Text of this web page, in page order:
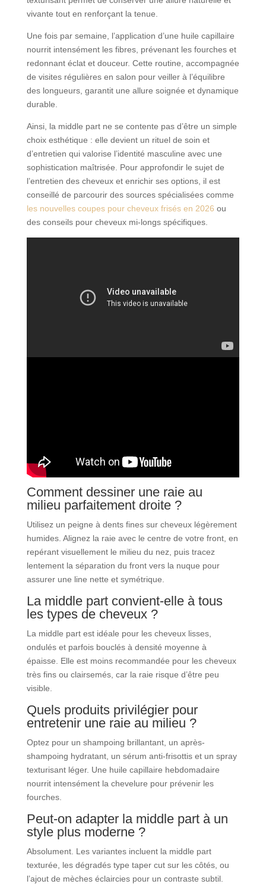
vivante tout en renforçant la tenue.
Une fois par semaine, l’application d’une huile capillaire
nourrit intensément les fibres, prévenant les fourches et
redonnant éclat et douceur. Cette routine, accompagnée
de visites régulières en salon pour veiller à l’équilibre
des longueurs, garantit une allure soignée et dynamique
durable.
Ainsi, la middle part ne se contente pas d’être un simple
choix esthétique : elle devient un rituel de soin et
d’entretien qui valorise l’identité masculine avec une
sophistication maîtrisée. Pour approfondir le sujet de
l’entretien des cheveux et enrichir ses options, il est
conseillé de parcourir des sources spécialisées comme
les nouvelles coupes pour cheveux frisés en 2026 ou
des conseils pour cheveux mi-longs spécifiques.
Comment dessiner une raie au
milieu parfaitement droite ?
Utilisez un peigne à dents fines sur cheveux légèrement
humides. Alignez la raie avec le centre de votre front, en
repérant visuellement le milieu du nez, puis tracez
lentement la séparation du front vers la nuque pour
assurer une line nette et symétrique.
La middle part convient-elle à tous
les types de cheveux ?
La middle part est idéale pour les cheveux lisses,
ondulés et parfois bouclés à densité moyenne à
épaisse. Elle est moins recommandée pour les cheveux
très fins ou clairsemés, car la raie risque d’être peu
visible.
Quels produits privilégier pour
entretenir une raie au milieu ?
Optez pour un shampoing brillantant, un après-
shampoing hydratant, un sérum anti-frisottis et un spray
texturisant léger. Une huile capillaire hebdomadaire
nourrit intensément la chevelure pour prévenir les
fourches.
Peut-on adapter la middle part à un
style plus moderne ?
Absolument. Les variantes incluent la middle part
texturée, les dégradés type taper cut sur les côtés, ou
l’ajout de mèches éclaircies pour un contraste subtil.